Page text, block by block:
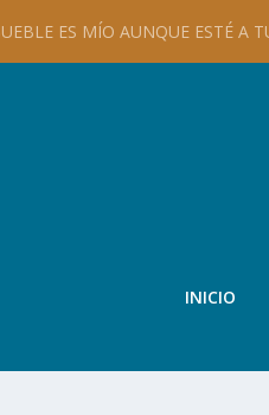
ES MÍO AUNQUE ESTÉ A
INICIO